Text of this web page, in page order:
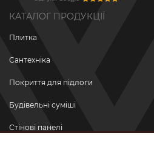
КАТАЛОГ ПРОДУКЦІЇ
Плитка
Сантехніка
Покриття для підлоги
Будівельні суміші
Стінові панелі